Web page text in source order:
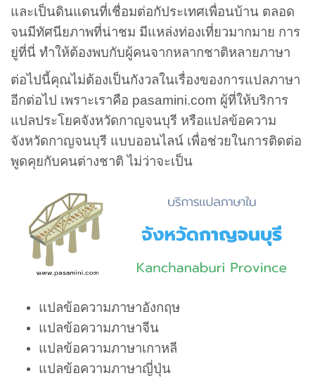
และเป็นดินแดนที่เชื่อมต่อกัประเทศเพื่อนบ้าน ตลอด
จนมีทัศนียภาพที่น่าชม มีแหล่งท่องเที่ยวมากมาย การ
ยู่ที่นี่ ทำให้ต้องพบกับผู้คนจากหลากชาติหลายภาษา
ต่อไปนี้คุณไม่ต้องเป็นกังวลในเรื่องของการแปลภาษา
อีกต่อไป เพราะเราคือ pasamini.com ผู้ที่ให้บริการ
แปลประโยคจังหวัดกาญจนบุรี หรือแปลข้อความ
จังหวัดกาญจนบุรี แบบออนไลน์ เพื่อช่วยในการติดต่อ
พูดคุยกับคนต่างชาติ ไม่ว่าจะเป็น
แปลข้อความภาษาอังกฤษ
แปลข้อความภาษาจีน
แปลข้อความภาษาเกาหลี
แปลข้อความภาษาญี่ปุ่น